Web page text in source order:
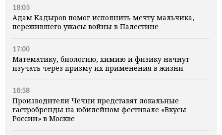
18:05
Адам Кадыров помог исполнить мечту мальчика,
пережившего ужасы войны в Палестине
17:00
Математику, биологию, химию и физику начнут
изучать через призму их применения в жизни
16:58
Производители Чечни представят локальные
гастробренды на юбилейном фестивале «Вкусы
России» в Москве